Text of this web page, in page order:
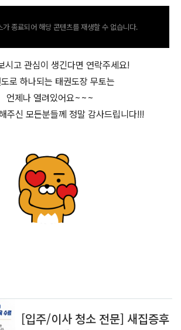
가 종료되어 해당 콘텐츠를 재생할 수 없습니다.
시고 관심이 생긴다면 연락주세요!
로 하나되는 태권도장 무토는
언제나 열려있어요~~~
주신 모든분들께 정말 감사드립니다!!!